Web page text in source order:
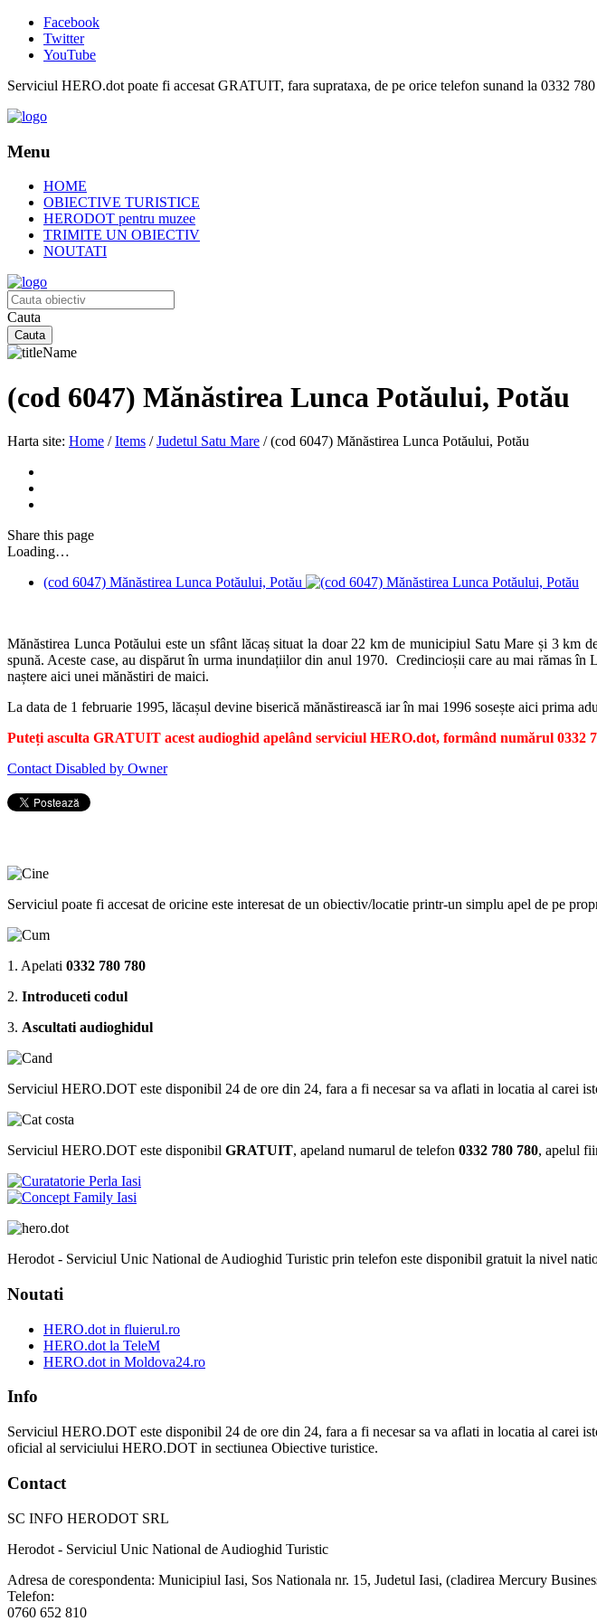
Facebook
Twitter
YouTube
Serviciul HERO.dot poate fi accesat GRATUIT, fara suprataxa, de pe orice telefon sunand la 0332
Menu
HOME
OBIECTIVE TURISTICE
HERODOT pentru muzee
TRIMITE UN OBIECTIV
NOUTATI
Cauta
(cod 6047) Mănăstirea Lunca Potăului, Potău
Harta site: Home / Items / Judetul Satu Mare / (cod 6047) Mănăstirea Lunca Potăului, Potău
Share this page
Loading…
(cod 6047) Mănăstirea Lunca Potăului, Potău
Mănăstirea Lunca Potăului este un sfânt lăcaș situat la doar 22 km de municipiul Satu Mare și 3 km
spună. Aceste case, au dispărut în urma inundațiilor din anul 1970. Credincioșii care au mai rămas
naștere aici unei mănăstiri de maici.
La data de 1 februarie 1995, lăcașul devine biserică mănăstirească iar în mai 1996 sosește aici prima
Puteți asculta GRATUIT acest audioghid apelând serviciul HERO.dot, formând numărul 0332
Contact Disabled by Owner
Serviciul poate fi accesat de oricine este interesat de un obiectiv/locatie printr-un simplu apel de pe
1. Apelati 0332 780 780
2. Introduceti codul
3. Ascultati audioghidul
Serviciul HERO.DOT este disponibil 24 de ore din 24, fara a fi necesar sa va aflati in locatia al carei
Serviciul HERO.DOT este disponibil GRATUIT, apeland numarul de telefon 0332 780 780, apelul
Herodot - Serviciul Unic National de Audioghid Turistic prin telefon este disponibil gratuit la nivel
Noutati
HERO.dot in fluierul.ro
HERO.dot la TeleM
HERO.dot in Moldova24.ro
Info
Serviciul HERO.DOT este disponibil 24 de ore din 24, fara a fi necesar sa va aflati in locatia al
oficial al serviciului HERO.DOT in sectiunea Obiective turistice.
Contact
SC INFO HERODOT SRL
Herodot - Serviciul Unic National de Audioghid Turistic
Adresa de corespondenta: Municipiul Iasi, Sos Nationala nr. 15, Judetul Iasi, (cladirea Mercury
Telefon:
0760 652 810